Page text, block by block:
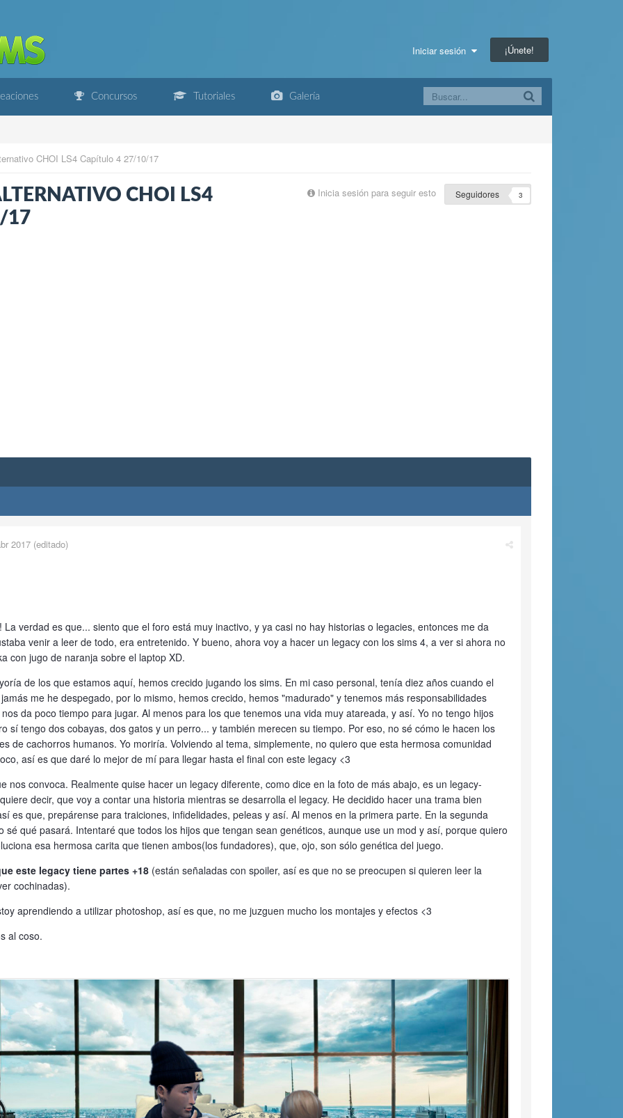
Iniciar sesión ¡Únete!
Concursos Tutoriales Galería
CHOI LS4 Capítulo 4 27/10/17
Inicia sesión para seguir esto Seguidores 3
CHOI LS4
17
2017 (editado)
La verdad es que... siento que el foro está muy inactivo, y ya casi no hay historias o legacies, entonces me da
venir a leer de todo, era entretenido. Y bueno, ahora voy a hacer un legacy con los sims 4, a ver si ahora no
con jugo de naranja sobre el laptop XD.
de los que estamos aquí, hemos crecido jugando los sims. En mi caso personal, tenía diez años cuando el
me he despegado, por lo mismo, hemos crecido, hemos "madurado" y tenemos más responsabilidades
da poco tiempo para jugar. Al menos para los que tenemos una vida muy atareada, y así. Yo no tengo hijos
sí tengo dos cobayas, dos gatos y un perro... y también merecen su tiempo. Por eso, no sé cómo le hacen los
de cachorros humanos. Yo moriría. Volviendo al tema, simplemente, no quiero que esta hermosa comunidad
así es que daré lo mejor de mí para llegar hasta el final con este legacy <3
nos convoca. Realmente quise hacer un legacy diferente, como dice en la foto de más abajo, es un legacy-
decir, que voy a contar una historia mientras se desarrolla el legacy. He decidido hacer una trama bien
es que, prepárense para traiciones, infidelidades, peleas y así. Al menos en la primera parte. En la segunda
sé qué pasará. Intentaré que todos los hijos que tengan sean genéticos, aunque use un mod y así, porque quiero
esa hermosa carita que tienen ambos(los fundadores), que, ojo, son sólo genética del juego.
este legacy tiene partes +18 (están señaladas con spoiler, así es que no se preocupen si quieren leer la
cochinadas).
aprendiendo a utilizar photoshop, así es que, no me juzguen mucho los montajes y efectos <3
al coso.